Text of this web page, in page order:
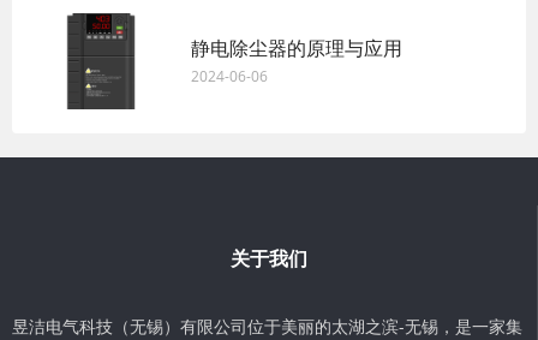
静电除尘器的原理与应用
2024-06-06
关于我们
昱洁电气科技（无锡）有限公司位于美丽的太湖之滨-无锡，是一家集